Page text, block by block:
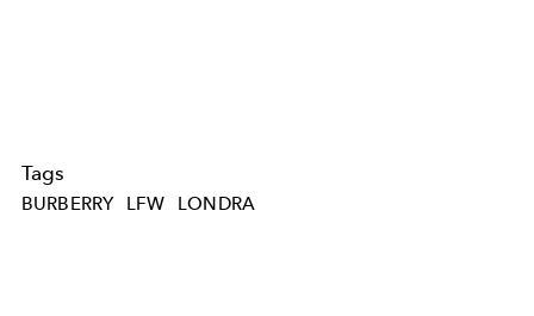
Tags
BURBERRY LFW LONDRA